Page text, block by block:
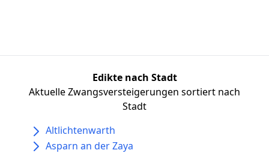
Edikte nach Stadt
Aktuelle Zwangsversteigerungen sortiert nach
Stadt
Altlichtenwarth
Asparn an der Zaya